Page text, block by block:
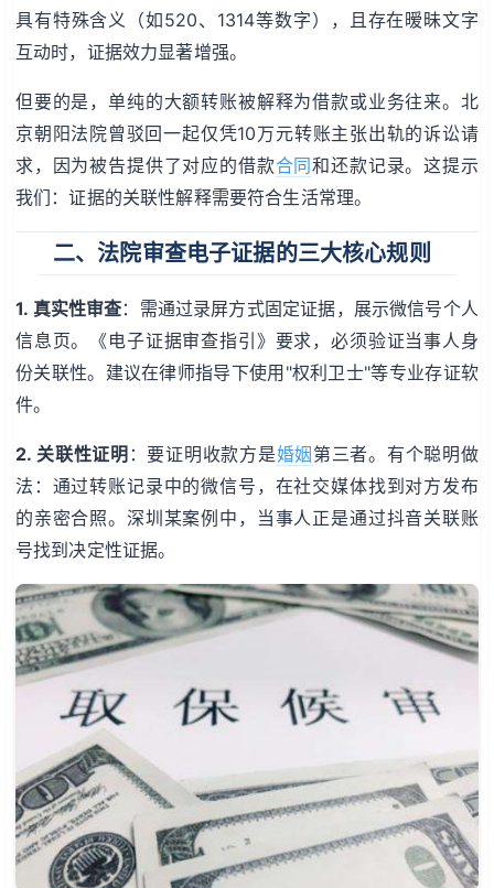
具有特殊含义（如520、1314等数字），且存在暧昧文字
互动时，证据效力显著增强。
但要的是，单纯的大额转账被解释为借款或业务往来。北
京朝阳法院曾驳回一起仅凭10万元转账主张出轨的诉讼请
求，因为被告提供了对应的借款合同和还款记录。这提示
我们：证据的关联性解释需要符合生活常理。
二、法院审查电子证据的三大核心规则
1. 真实性审查：需通过录屏方式固定证据，展示微信号个人
信息页。《电子证据审查指引》要求，必须验证当事人身
份关联性。建议在律师指导下使用"权利卫士"等专业存证软
件。
2. 关联性证明 ：要证明收款方是婚姻 第三者。有个聪明做
法：通过转账记录中的微信号，在社交媒体找到对方发布
的亲密合照。深圳某案例中，当事人正是通过抖音关联账
号找到决定性证据。